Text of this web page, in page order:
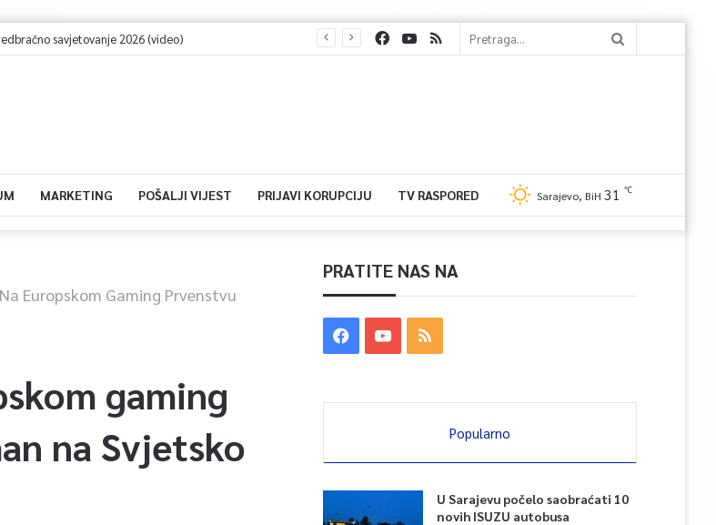
“Sutra poslijepodne pljusak, nedjelja lijepa” (video)
MARKETING POŠALJI VIJEST PRIJAVI KORUPCIJU TV RASPORED Sarajevo, BiH 31 ℃
Europskom Gaming Prvenstvu
gaming
na Svjetsko
PRATITE NAS NA
Popularno
U Sarajevu počelo saobraćati 10
novih ISUZU autobusa